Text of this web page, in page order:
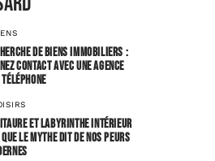
de biens immobiliers :
contact avec une agence
et labyrinthe intérieur
que le mythe dit de nos peurs